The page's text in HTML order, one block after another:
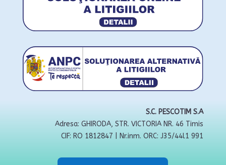
S.C. PESCOTIM S.A
Adresa: GHIRODA, STR. VICTORIA NR. 46 Timis
CIF: RO 1812847 | Nr.inm. ORC: J35/44l1 991